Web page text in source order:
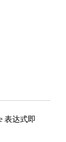
表达式即